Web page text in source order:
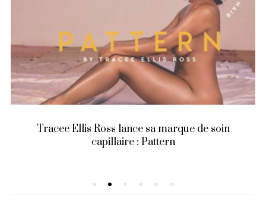
Tracee Ellis Ross lance sa marque de soin
capillaire : Pattern